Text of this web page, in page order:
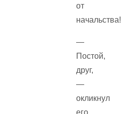
от
начальства!
—
Постой,
друг,
—
окликнул
его